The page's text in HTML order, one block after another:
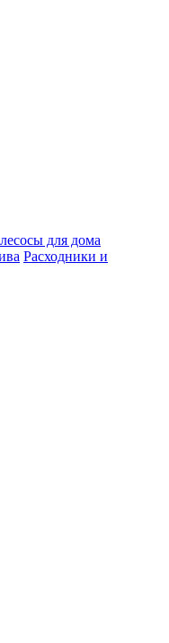
для дома
Расходники и